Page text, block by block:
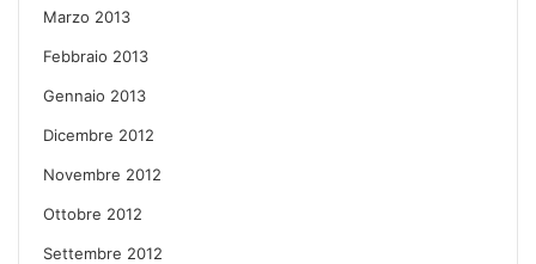
Marzo 2013
Febbraio 2013
Gennaio 2013
Dicembre 2012
Novembre 2012
Ottobre 2012
Settembre 2012